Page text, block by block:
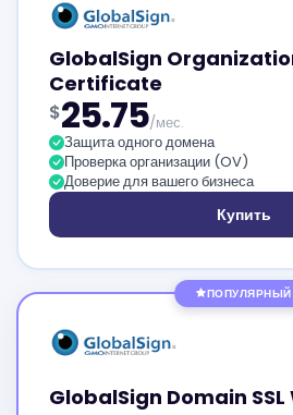
GlobalSign
Certificate
$25.75/мес.
Защита одного домена
Проверка организации (OV)
Доверие для вашего бизнеса
Купить
ПОПУЛЯРНЫЙ
GlobalSign Domain